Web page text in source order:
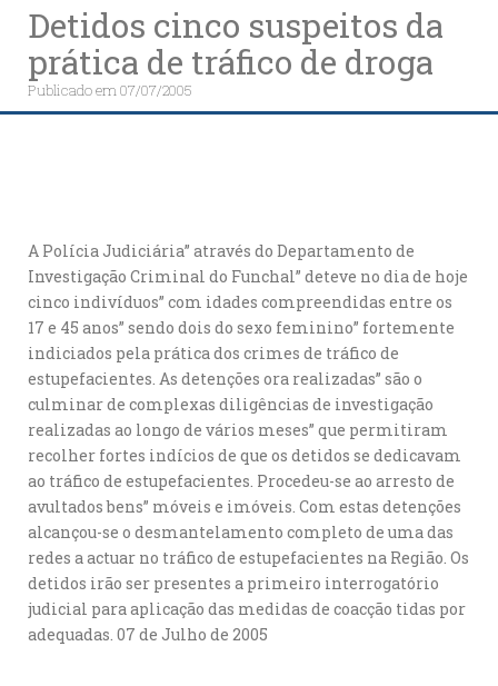
Detidos cinco suspeitos da
prática de tráfico de droga
Publicado em07/07/2005
A Polícia Judiciária” através do Departamento de
Investigação Criminal do Funchal” deteve no dia de hoje
cinco indivíduos” com idades compreendidas entre os
17 e 45 anos” sendo dois do sexo feminino” fortemente
indiciados pela prática dos crimes de tráfico de
estupefacientes. As detenções ora realizadas” são o
culminar de complexas diligências de investigação
realizadas ao longo de vários meses” que permitiram
recolher fortes indícios de que os detidos se dedicavam
ao tráfico de estupefacientes. Procedeu-se ao arresto de
avultados bens” móveis e imóveis. Com estas detenções
alcançou-se o desmantelamento completo de uma das
redes a actuar no tráfico de estupefacientes na Região. Os
detidos irão ser presentes a primeiro interrogatório
judicial para aplicação das medidas de coacção tidas por
adequadas. 07 de Julho de 2005